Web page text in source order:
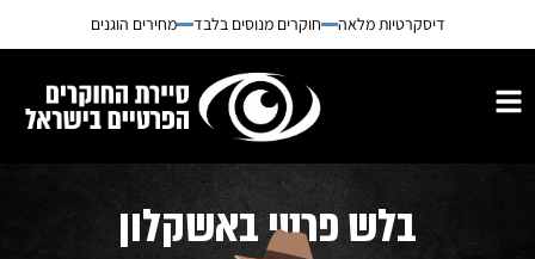
דיסקרטיות מלאה חוקרים מנוסים בלבד מחירים הוגנים
בלש פרטי באשקלון